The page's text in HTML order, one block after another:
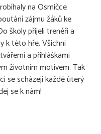
na Osmičce
zájmu žáků ke
školy přijeli trenéři a
k této hře. Všichni
a přihláškami
životním motivem. Tak
se scházejí každé úterý
se k nám!